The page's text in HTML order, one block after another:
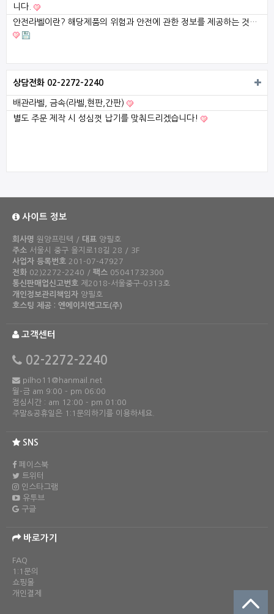
니다.
안전라벨이란? 해당제품의 위험과 안전에 관한 정보를 제공하는 것…
상담전화 02-2272-2240
배관라벨, 금속(라벨,현판,간판)
별도 주문 제작 시 성심껏 납기를 맞춰드리겠습니다!
사이트 정보
회사명 원양프린텍 / 대표 양필호
주소 서울시 중구 을지로18길 28 / 3F
사업자 등록번호 201-07-47927
전화 02)2272-2240 / 팩스 05041732300
통신판매업신고번호 제2018-서울중구-0313호
개인정보관리책임자 양필호
호스팅 제공 : 엔에이치엔고도(주)
고객센터
02-2272-2240
pilho11@hanmail.net
월-금 am 9:00 - pm 06:00
점심시간 : am 12:00 - pm 01:00
주말&공휴일은 1:1문의하기를 이용하세요.
SNS
페이스북
트위터
인스타그램
유투브
구글
바로가기
FAQ
1:1문의
쇼핑몰
개인결제